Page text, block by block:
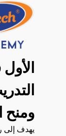
ومنح